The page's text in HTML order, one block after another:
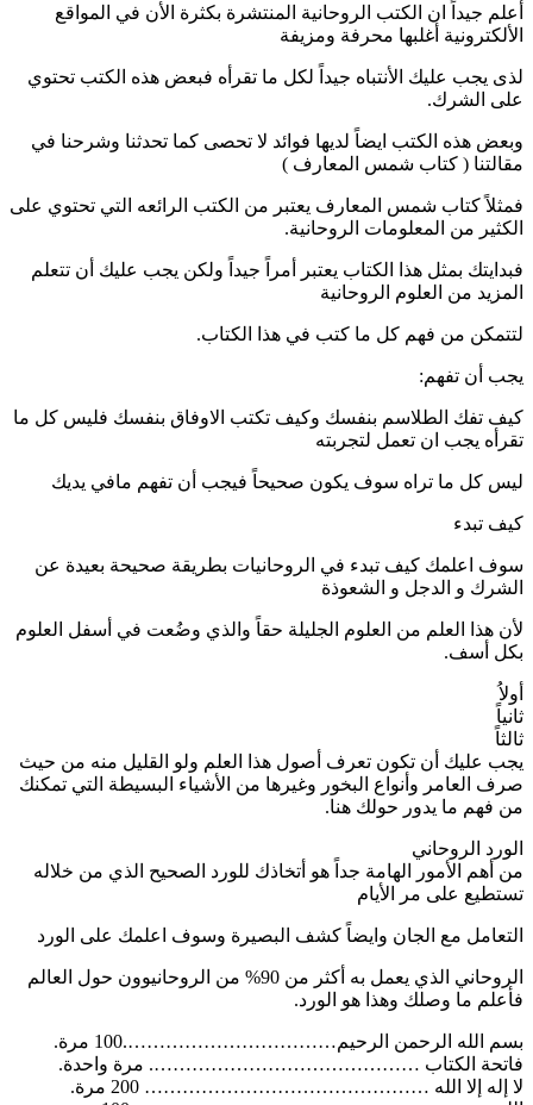
أعلم جيداً ان الكتب الروحانية المنتشرة بكثرة الأن في المواقع
الألكترونية أغلبها محرفة ومزيفة
لذى يجب عليك الأنتباه جيداً لكل ما تقرأه فبعض هذه الكتب تحتوي
على الشرك.
وبعض هذه الكتب ايضاً لديها فوائد لا تحصى كما تحدثنا وشرحنا في
مقالتنا ( كتاب شمس المعارف )
فمثلاً كتاب شمس المعارف يعتبر من الكتب الرائعه التي تحتوي على
الكثير من المعلومات الروحانية.
فبدايتك بمثل هذا الكتاب يعتبر أمراً جيداً ولكن يجب عليك أن تتعلم
المزيد من العلوم الروحانية
لتتمكن من فهم كل ما كتب في هذا الكتاب.
يجب أن تفهم:
كيف تفك الطلاسم بنفسك وكيف تكتب الاوفاق بنفسك فليس كل ما
تقرأه يجب ان تعمل لتجربته
ليس كل ما تراه سوف يكون صحيحاً فيجب أن تفهم مافي يديك
كيف تبدء
سوف اعلمك كيف تبدء في الروحانيات بطريقة صحيحة بعيدة عن
الشرك و الدجل و الشعوذة
لأن هذا العلم من العلوم الجليلة حقاً والذي وضُعت في أسفل العلوم
بكل أسف.
أولاُ
ثانياً
ثالثاً
يجب عليك أن تكون تعرف أصول هذا العلم ولو القليل منه من حيث
صرف العامر وأنواع البخور وغيرها من الأشياء البسيطة التي تمكنك
من فهم ما يدور حولك هنا.
الورد الروحاني
من أهم الأمور الهامة جداً هو أتخاذك للورد الصحيح الذي من خلاله
تستطيع على مر الأيام
التعامل مع الجان وايضاً كشف البصيرة وسوف اعلمك على الورد
الروحاني الذي يعمل به أكثر من 90% من الروحانيوون حول العالم
فأعلم ما وصلك وهذا هو الورد.
بسم الله الرحمن الرحيم…………………………….100 مرة.
فاتحة الكتاب ……………………………………. مرة واحدة.
لا إله إلا الله ……………………………………… 200 مرة.